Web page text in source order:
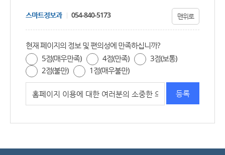
스마트정보과 054-840-5173 맨위로
현재 페이지의 정보 및 편의성에 만족하십니까?
5점(매우만족)
4점(만족)
3점(보통)
2점(불만)
1점(매우불만)